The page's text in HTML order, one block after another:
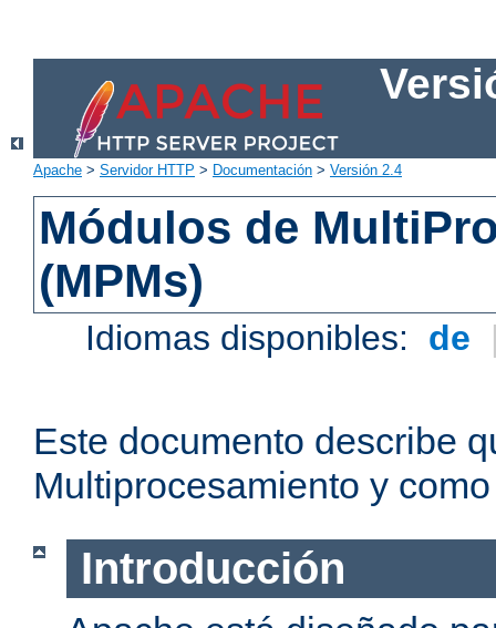
Apache > Servidor HTTP > Documentación > Versión 2.4
Módulos de
(MPMs)
Idiomas disponibles: de
Este documento describe
Multiprocesamiento y
Introducción